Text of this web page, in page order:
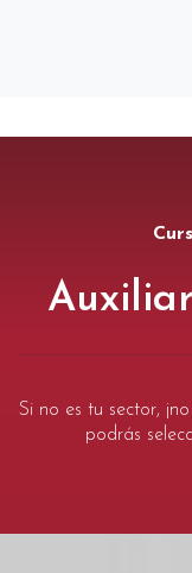
Si no es tu sector,
podrás